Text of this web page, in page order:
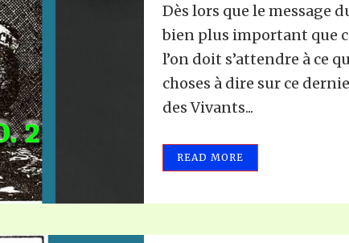
Dès lors que le message
bien plus important que
l’on doit s’attendre à ce
choses à dire sur ce
des Vivants...
READ MORE